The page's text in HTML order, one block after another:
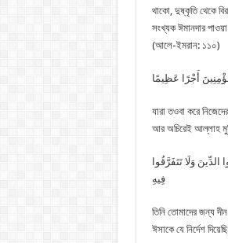
থাকো, দুষ্কৃতি থেকে
সংখ্যক ঈমানদার
(আলে-ইমরান: ১১০)
أَجْرًا عَظِيمًا
যারা তওবা করে
আর অচিরেই আল্লাহ
وَلَا تَتَفَرَّقُوا
فِيهِ
তিনি তোমাদের জন্য
ঈসাকে যে নির্দেশ